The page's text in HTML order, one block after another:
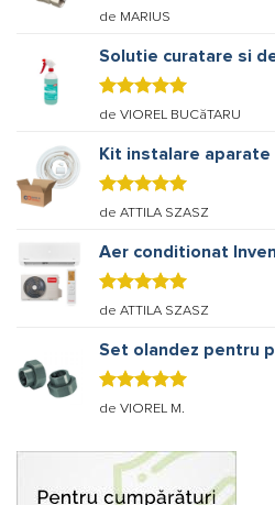
Evaluat
din 5
de MARIUS
Solutie curatare si
Evaluat la
5
de VIOREL BUCăTARU
Kit instalare aparate
Evaluat la
5
de ATTILA SZASZ
Aer conditionat
Evaluat la
5
de ATTILA SZASZ
Set olandez pentru
Evaluat la
de VIOREL M.